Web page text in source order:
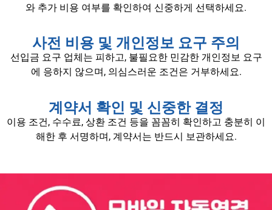
와 추가 비용 여부를 확인하여 신중하게 선택하세요.
사전 비용 및 개인정보 요구 주의
선입금 요구 업체는 피하고, 불필요한 민감한 개인정보 요구
에 응하지 않으며, 의심스러운 조건은 거부하세요.
계약서 확인 및 신중한 결정
이용 조건, 수수료, 상환 조건 등을 꼼꼼히 확인하고 충분히 이
해한 후 서명하며, 계약서는 반드시 보관하세요.